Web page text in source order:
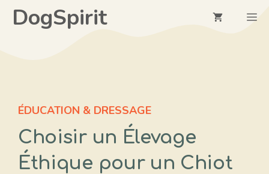
AllerDogSpirit
ÉDUCATION & DRESSAGE
Choisir un Élevage
Éthique pour un Chiot